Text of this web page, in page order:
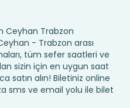
Ceyhan Trabzon
- Trabzon arası
tüm sefer saatleri ve
sizin için en uygun saat
satın alın! Biletiniz online
sms ve email yolu ile bilet